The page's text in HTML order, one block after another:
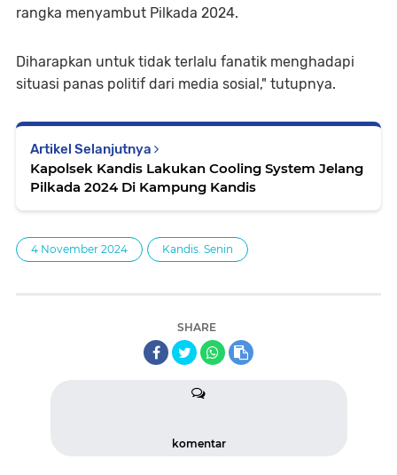
rangka menyambut Pilkada 2024.
Diharapkan untuk tidak terlalu fanatik menghadapi
situasi panas politif dari media sosial," tutupnya.
Artikel Selanjutnya
Kapolsek Kandis Lakukan Cooling System Jelang
Pilkada 2024 Di Kampung Kandis
4 November 2024 Kandis. Senin
SHARE
komentar